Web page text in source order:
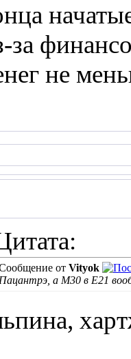
за
не
от Vityok
Пацантрэ, а М30 в E21